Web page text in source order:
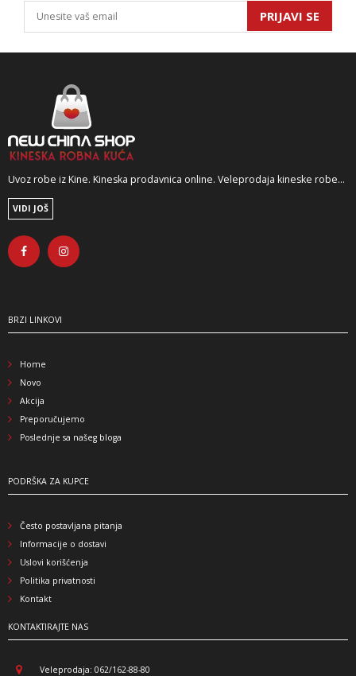
PRIJAVI SE
Uvoz robe iz Kine. Kineska prodavnica online. Veleprodaja kineske robe...
VIDI JOŠ
BRZI LINKOVI
Home
Novo
Akcija
Preporučujemo
Poslednje sa našeg bloga
PODRŠKA ZA KUPCE
Često postavljana pitanja
Informacije o dostavi
Uslovi korišćenja
Politika privatnosti
Kontakt
KONTAKTIRAJTE NAS
Veleprodaja: 062/162-88-80